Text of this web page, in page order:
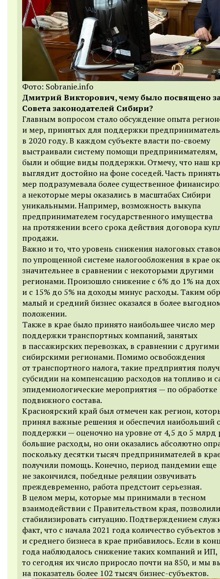
Фото: Sobranie.info
Дмитрий Викторович, чему было посвящено
Совета законодателей Сибири?
Главным вопросом стало обсуждение опыта
и мер, принятых для поддержки
в 2020 году. В каждом субъекте власти по-своему
выстраивали систему помощи предпринимателям,
были и общие виды поддержки. Отмечу, что наш
выглядит достойно на фоне соседей. Часть
мер подразумевала более существенное
а некоторые меры оказались в масштабах Сибири
уникальными. Например, возможность выкупа
предпринимателем государственного имущества
на протяжении всего срока действия договора
продажи.
Важно и то, что уровень снижения налоговых
по упрощенной системе налогообложения в крае
значительнее в сравнении с некоторыми другими
регионами. Произошло снижение с 6% до 1% на
и с 15% до 5% на доходы минус расходы. Таким
малый и средний бизнес оказался в более
положении.
Также в крае было принято наибольшее число мер
поддержки транспортных компаний, занятых
в пассажирских перевозках, в сравнении с другими
сибирскими регионами. Помимо освобождения
от транспортного налога, такие предприятия
субсидии на компенсацию расходов на топливо и
эпидемиологические мероприятия — по обработке
подвижного состава.
Красноярский край был отмечен как регион,
принял важные решения и обеспечил наибольший
поддержки — оценочно на уровне от 4,5 до 5 млрд
большие расходы, но они оказались абсолютно
поскольку десятки тысяч предпринимателей в
получили помощь. Конечно, период пандемии еще
не закончился, победные реляции озвучивать
преждевременно, работа предстоит серьезная.
В целом меры, которые мы принимали в тесном
взаимодействии с Правительством края, позволили
стабилизировать ситуацию. Подтверждением
факт, что с начала 2021 года количество субъектов
и среднего бизнеса в крае прибавилось. Если в
года наблюдалось снижение таких компаний и ИП,
то сегодня их число приросло почти на 850, и мы
на показатель более 102 тысяч бизнес-субъектов.